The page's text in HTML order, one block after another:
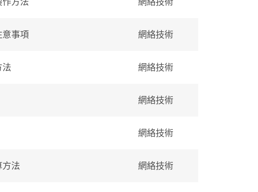
事項 網絡技術
網絡技術
網絡技術
網絡技術
法 網絡技術